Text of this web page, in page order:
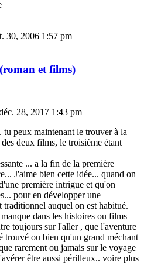
30, 2006 1:57 pm
et films)
28, 2017 1:43 pm
peux maintenant le trouver à la
deux films, le troisième étant
... a la fin de la première
J'aime bien cette idée... quand on
première intrigue et qu'on
pour en développer une
auquel on est habitué.
dans les histoires ou films
toujours sur l'aller , que l'aventure
trouvé ou bien qu'un grand méchant
rarement ou jamais sur le voyage
être aussi périlleux.. voire plus